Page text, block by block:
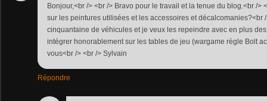
Bonjour,<br /> <br /> Bravo pour le travail et la tenue du blog.<br />
sur les peintures utilisées et les accessoires et décalcomanies?<br
cinquantaine de véhicules et je veux les repeindre avec en plus
intégrer honorablement sur les tables de jeu (wargame règle Bolt
vous<br /> <br /> Sylvain
Répondre